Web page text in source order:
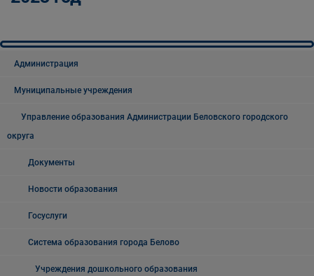
Администрация
Муниципальные учреждения
Управление образования Администрации Беловского городского
округа
Документы
Новости образования
Госуслуги
Система образования города Белово
Учреждения дошкольного образования